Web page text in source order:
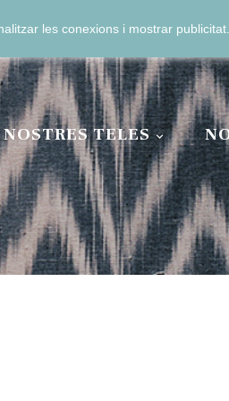
les conexions i mostrar
04 11 00

TELES